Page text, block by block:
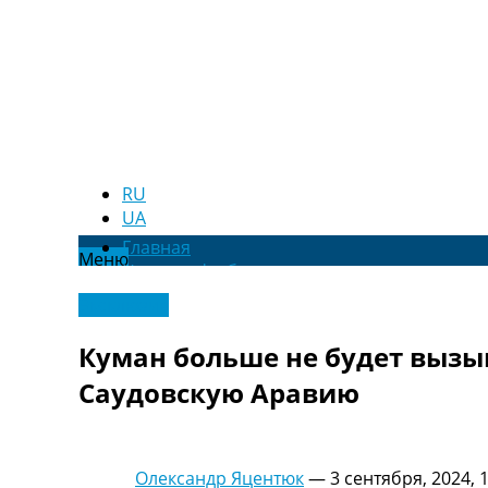
RU
UA
МенюГлавная
Новости футбола
Видео
Трансферы
Новости футбола Украины
Последние комментарии
Конкурс прогнозов
Логин
Куман больше не будет
Саудовскую Аравию
Олександр Яцентюк—3 сентября, 2024,